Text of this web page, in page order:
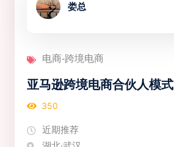
娄总
电商-跨境电商
亚马逊跨境电商合伙人模式
350
近期推荐